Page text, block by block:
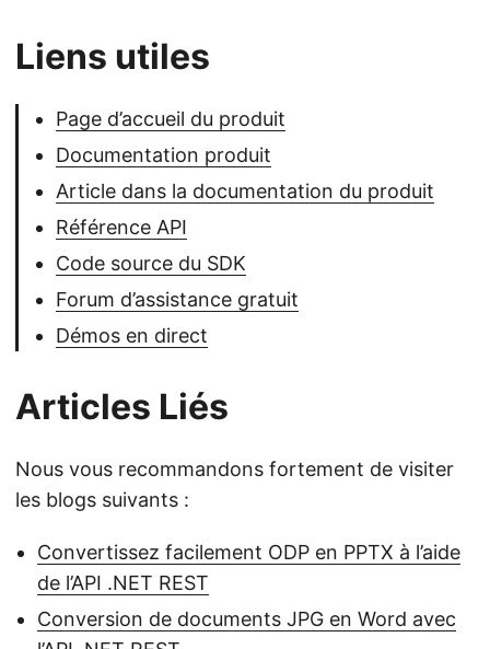
Liens utiles
Page d’accueil du produit
Documentation produit
Article dans la documentation du produit
Référence API
Code source du SDK
Forum d’assistance gratuit
Démos en direct
Articles Liés
Nous vous recommandons fortement de visiter
les blogs suivants :
Convertissez facilement ODP en PPTX à l’aide
de l’API .NET REST
Conversion de documents JPG en Word avec